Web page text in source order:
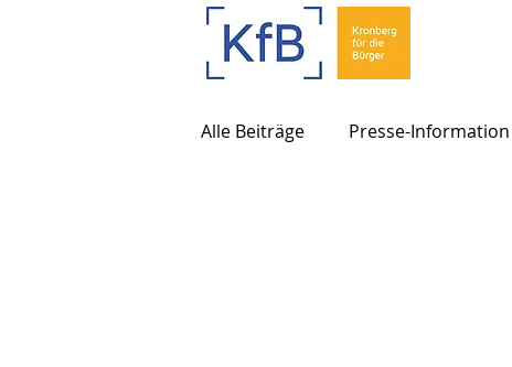
Alle Beiträge Presse-Information